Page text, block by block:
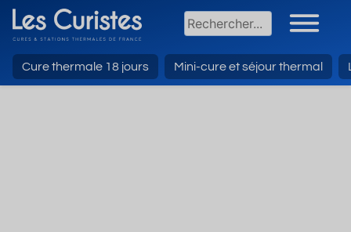
Cure thermale 18 jours Mini-cure et séjour thermal